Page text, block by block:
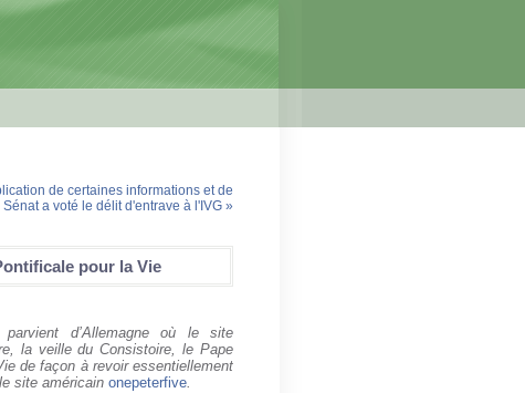
de certaines informations et de
Sénat a voté le délit d'entrave à l'IVG »
pour la Vie
d’Allemagne où le site
la veille du Consistoire, le Pape
de façon à revoir essentiellement
site américain onepeterfive.